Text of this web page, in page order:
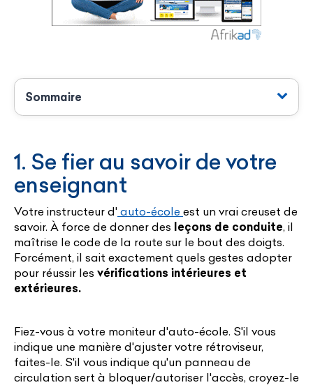
Sommaire
1. Se fier au savoir de votre
enseignant
Votre instructeur d' auto-école est un vrai creuset de
savoir. À force de donner des leçons de conduite, il
maîtrise le code de la route sur le bout des doigts.
Forcément, il sait exactement quels gestes adopter
pour réussir les vérifications intérieures et
extérieures.
Fiez-vous à votre moniteur d'auto-école. S'il vous
indique une manière d'ajuster votre rétroviseur,
faites-le. S'il vous indique qu'un panneau de
circulation sert à bloquer/autoriser l'accès, croyez-le